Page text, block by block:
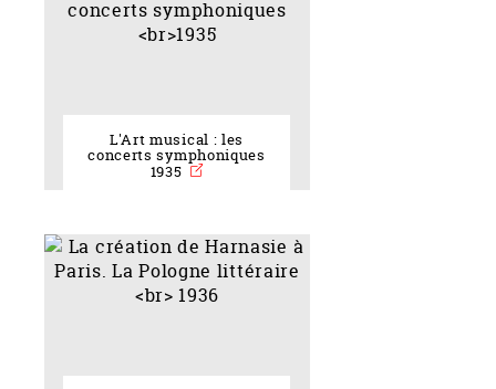
L'Art musical : les
concerts symphoniques
1935